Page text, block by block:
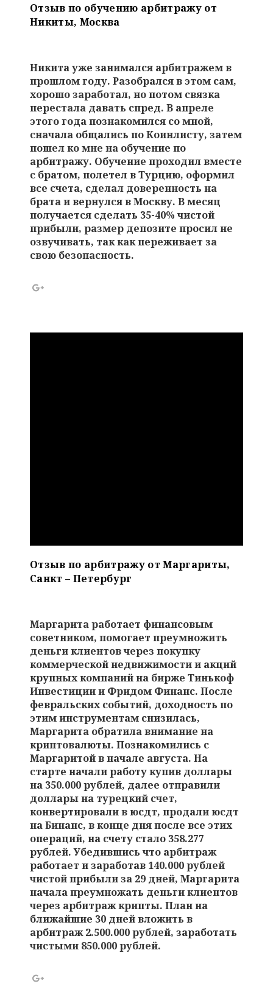
Отзыв по обучению арбитражу от
Никиты, Москва
Никита уже занимался арбитражем в
прошлом году. Разобрался в этом сам,
хорошо заработал, но потом связка
перестала давать спред. В апреле
этого года познакомился со мной,
сначала общались по Коинлисту, затем
пошел ко мне на обучение по
арбитражу. Обучение проходил вместе
с братом, полетел в Турцию, оформил
все счета, сделал доверенность на
брата и вернулся в Москву. В месяц
получается сделать 35-40% чистой
прибыли, размер депозите просил не
озвучивать, так как переживает за
свою безопасность.
Отзыв по арбитражу от Маргариты,
Санкт – Петербург
Маргарита работает финансовым
советником, помогает преумножить
деньги клиентов через покупку
коммерческой недвижимости и акций
крупных компаний на бирже Тинькоф
Инвестиции и Фридом Финанс. После
февральских событий, доходность по
этим инструментам снизилась,
Маргарита обратила внимание на
криптовалюты. Познакомились с
Маргаритой в начале августа. На
старте начали работу купив доллары
на 350.000 рублей, далее отправили
доллары на турецкий счет,
конвертировали в юсдт, продали юсдт
на Бинанс, в конце дня после все этих
операций, на счету стало 358.277
рублей. Убедившись что арбитраж
работает и заработав 140.000 рублей
чистой прибыли за 29 дней, Маргарита
начала преумножать деньги клиентов
через арбитраж крипты. План на
ближайшие 30 дней вложить в
арбитраж 2.500.000 рублей, заработать
чистыми 850.000 рублей.